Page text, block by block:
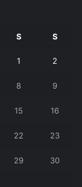
S S
1 2
8 9
15 16
22 23
29 30